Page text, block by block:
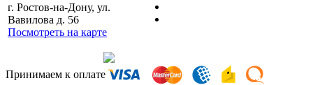
г. Ростов-на-Дону, ул.
Вавилова д. 56
Посмотреть на карте
Принимаем к оплате